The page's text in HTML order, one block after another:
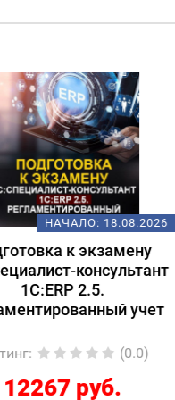
ХИТ!
НАЧАЛО:
Электронные
документы в 1С: от
практике
Рейтинг:
2210 руб.